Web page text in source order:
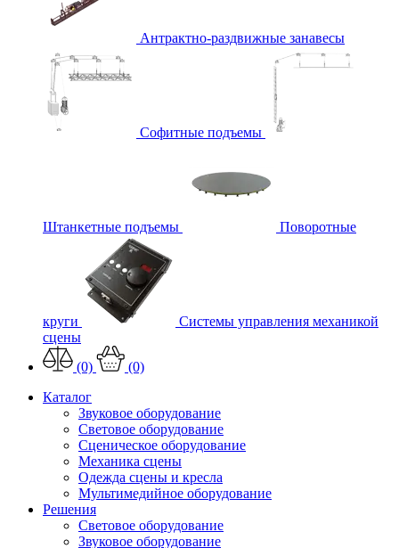
Антрактно-раздвижные занавесы
Софитные подъемы
Штанкетные подъемы Поворотные
круги
Системы управления механикой
сцены
(0)
(0)
Каталог
Звуковое оборудование
Световое оборудование
Сценическое оборудование
Механика сцены
Одежда сцены и кресла
Мультимедийное оборудование
Решения
Световое оборудование
Звуковое оборудование